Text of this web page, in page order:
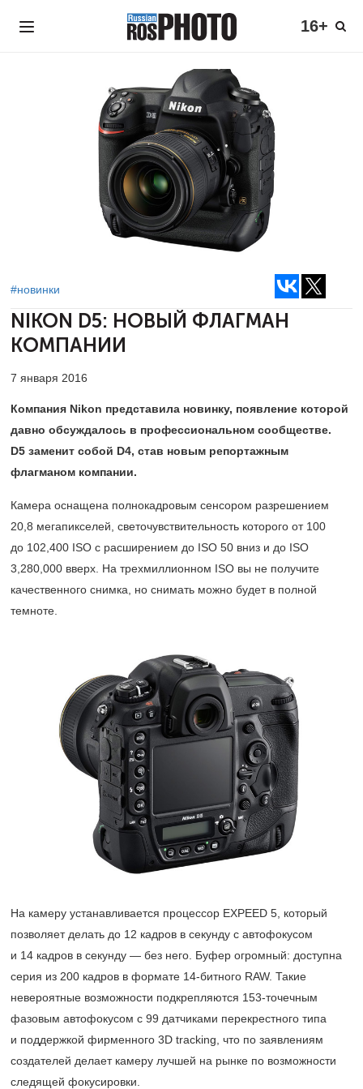
16+
#новинки
NIKON D5: НОВЫЙ ФЛАГМАН
КОМПАНИИ
7 января 2016
Компания Nikon представила новинку, появление которой
давно обсуждалось в профессиональном сообществе.
D5 заменит собой D4, став новым репортажным
флагманом компании.
Камера оснащена полнокадровым сенсором разрешением
20,8 мегапикселей, светочувствительность которого от 100
до 102,400 ISO с расширением до ISO 50 вниз и до ISO
3,280,000 вверх. На трехмиллионном ISO вы не получите
качественного снимка, но снимать можно будет в полной
темноте.
На камеру устанавливается процессор EXPEED 5, который
позволяет делать до 12 кадров в секунду с автофокусом
и 14 кадров в секунду — без него. Буфер огромный: доступна
серия из 200 кадров в формате 14-битного RAW. Такие
невероятные возможности подкрепляются 153-точечным
фазовым автофокусом с 99 датчиками перекрестного типа
и поддержкой фирменного 3D tracking, что по заявлениям
создателей делает камеру лучшей на рынке по возможности
следящей фокусировки.